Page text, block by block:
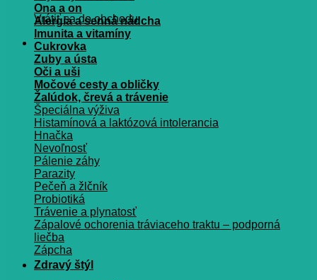
Vrátiť sa do obchodu
Ona a on
Alergia a senná nádcha
Imunita a vitamíny
Cukrovka
Zuby a ústa
Oči a uši
Močové cesty a obličky
Žalúdok, črevá a trávenie
Špeciálna výživa
Histamínová a laktózová intolerancia
Hnačka
Nevoľnosť
Pálenie záhy
Parazity
Pečeň a žlčník
Probiotiká
Trávenie a plynatosť
Zápalové ochorenia tráviaceho traktu – podporná
liečba
Zápcha
Zdravý štýl